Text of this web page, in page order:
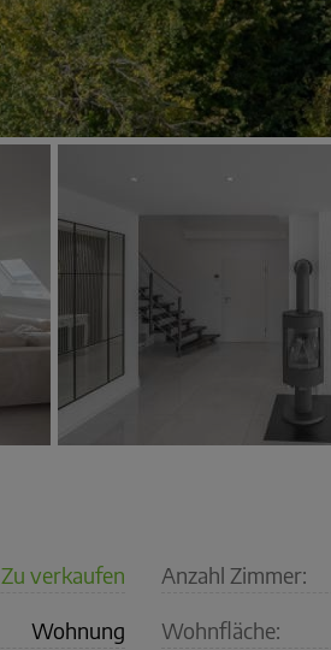
Zu verkaufen
Wohnung
Anzahl Zimmer:
Wohnfläche: